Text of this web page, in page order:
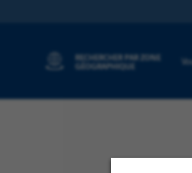
RECHERCHER PAR ZONE
GÉOGRAPHIQUE